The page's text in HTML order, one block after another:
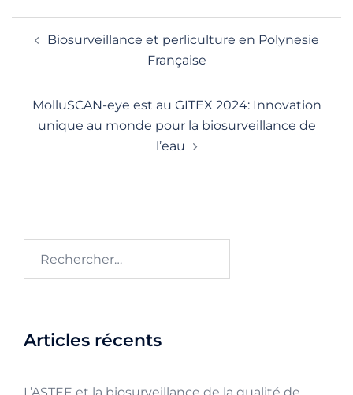
Biosurveillance et perliculture en Polynesie
Française
MolluSCAN-eye est au GITEX 2024: Innovation
unique au monde pour la biosurveillance de
l’eau
Articles récents